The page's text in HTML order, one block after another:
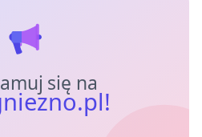
się na